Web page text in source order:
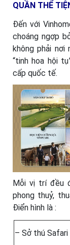
QUẦN THỂ
Đến với
choáng ngợp
không phải
“tinh hoa hội
cấp quốc tế.
Mỗi vị trí đều
phong thuỷ,
Điển hình là :
– Sở thú Safari